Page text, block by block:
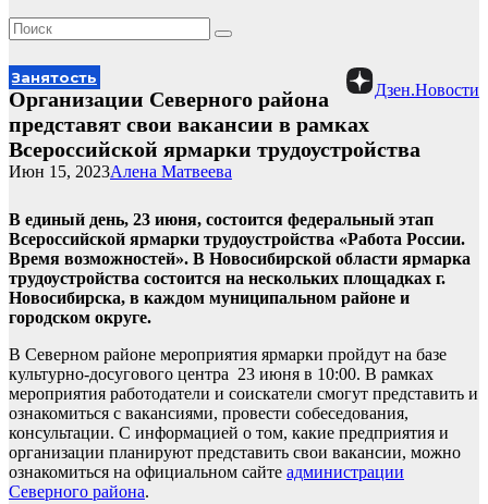
Дзен.Новости
Занятость
Организации Северного района
представят свои вакансии в рамках
Всероссийской ярмарки трудоустройства
Алена Матвеева
Июн 15, 2023
В единый день, 23 июня, состоится федеральный этап
Всероссийской ярмарки трудоустройства «Работа России.
Время возможностей». В Новосибирской области ярмарка
трудоустройства состоится на нескольких площадках г.
Новосибирска, в каждом муниципальном районе и
городском округе.
В Северном районе мероприятия ярмарки пройдут на базе
культурно-досугового центра 23 июня в 10:00. В рамках
мероприятия работодатели и соискатели смогут представить и
ознакомиться с вакансиями, провести собеседования,
консультации. С информацией о том, какие предприятия и
организации планируют представить свои вакансии, можно
ознакомиться на официальном сайте администрации
Северного района.